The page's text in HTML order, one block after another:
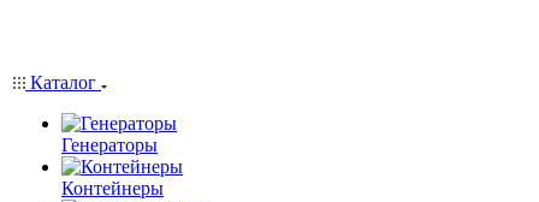
Каталог
Генераторы
Контейнеры